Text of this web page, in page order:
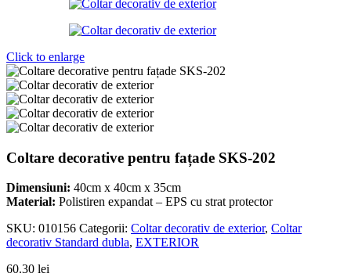
Click to enlarge
Coltare decorative pentru fațade SKS-202
Dimensiuni: 40cm x 40cm x 35cm
Material: Polistiren expandat – EPS cu strat protector
SKU: 010156 Categorii: Coltar decorativ de exterior, Coltar
decorativ Standard dubla, EXTERIOR
60.30 lei